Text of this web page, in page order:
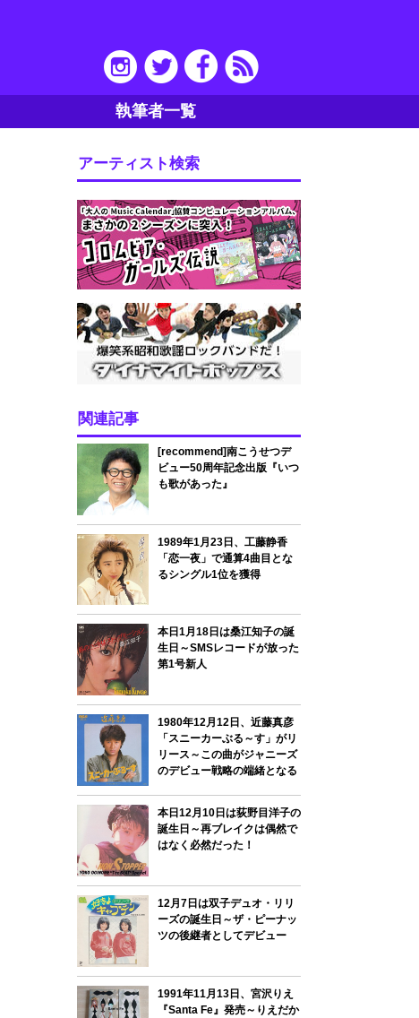
執筆者一覧
アーティスト検索
関連記事
[recommend]南こうせつデ
ビュー50周年記念出版『いつ
も歌があった』
1989年1月23日、工藤静香
「恋一夜」で通算4曲目とな
るシングル1位を獲得
本日1月18日は桑江知子の誕
生日～SMSレコードが放った
第1号新人
1980年12月12日、近藤真彦
「スニーカーぶる～す」がリ
リース～この曲がジャニーズ
のデビュー戦略の端緒となる
本日12月10日は荻野目洋子の
誕生日～再ブレイクは偶然で
はなく必然だった！
12月7日は双子デュオ・リリ
ーズの誕生日～ザ・ピーナッ
ツの後継者としてデビュー
1991年11月13日、宮沢りえ
『Santa Fe』発売～りえだか